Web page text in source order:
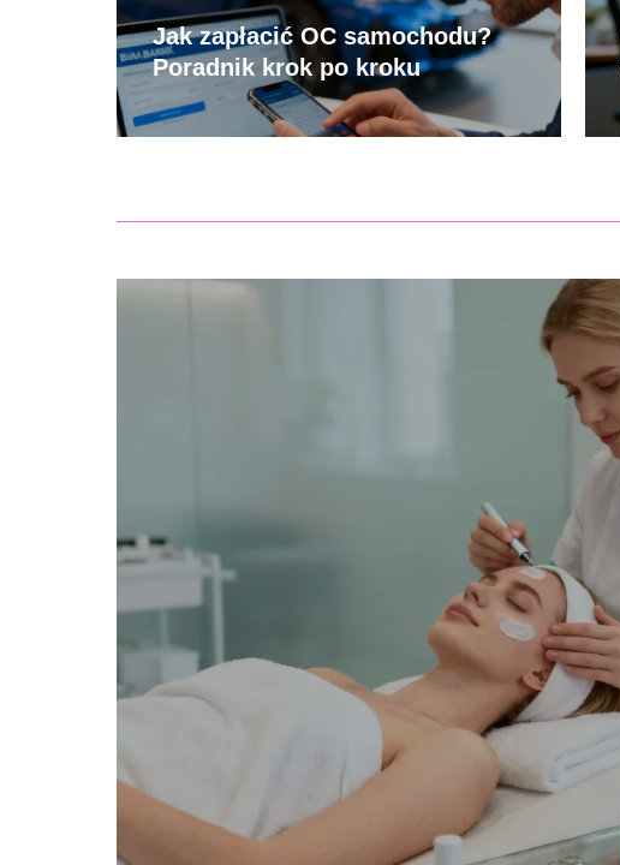
Jak zapłacić OC samochodu?
Poradnik krok po kroku